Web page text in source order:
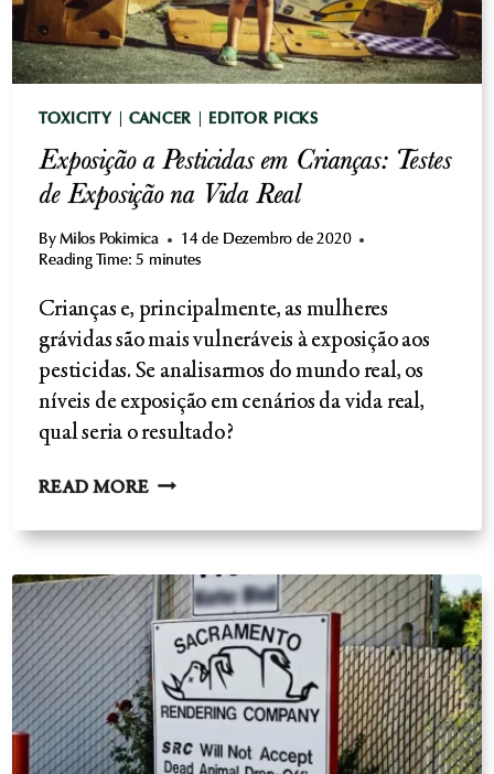
TOXICITY CANCER EDITOR PICKS
Exposição a Pesticidas em Crianças: Testes
de Exposição na Vida Real
By Milos Pokimica
14 de Dezembro de 2020
Reading Time: 5 minutes
Crianças e, principalmente, as mulheres
grávidas são mais vulneráveis à exposição aos
pesticidas. Se analisarmos do mundo real, os
níveis de exposição em cenários da vida real,
qual seria o resultado?
READ MOREEXPOSIÇÃO
PESTICIDAS
CRIANÇAS:
TESTES
DE
EXPOSIÇÃO
NA
VIDA
REAL